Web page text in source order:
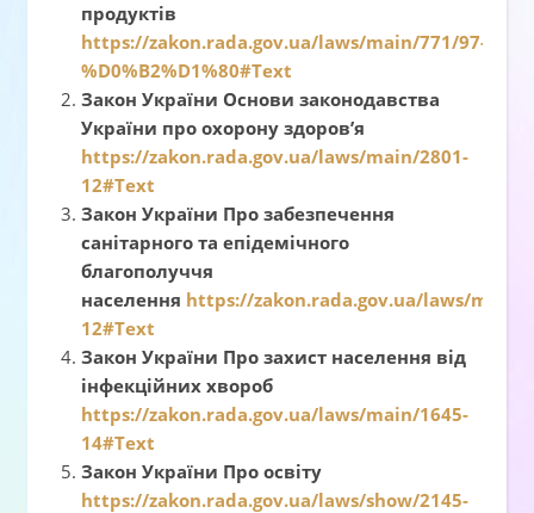
продуктів
https://zakon.rada.gov.ua/laws/main/771/97-
%D0%B2%D1%80#Text
Закон України Основи законодавства
України про охорону здоров’я
https://zakon.rada.gov.ua/laws/main/2801-
12#Text
Закон України Про забезпечення
санітарного та епідемічного
благополуччя
населення https://zakon.rada.gov.ua/laws/main/
12#Text
Закон України Про захист населення від
інфекційних хвороб
https://zakon.rada.gov.ua/laws/main/1645-
14#Text
Закон України Про освіту
https://zakon.rada.gov.ua/laws/show/2145-